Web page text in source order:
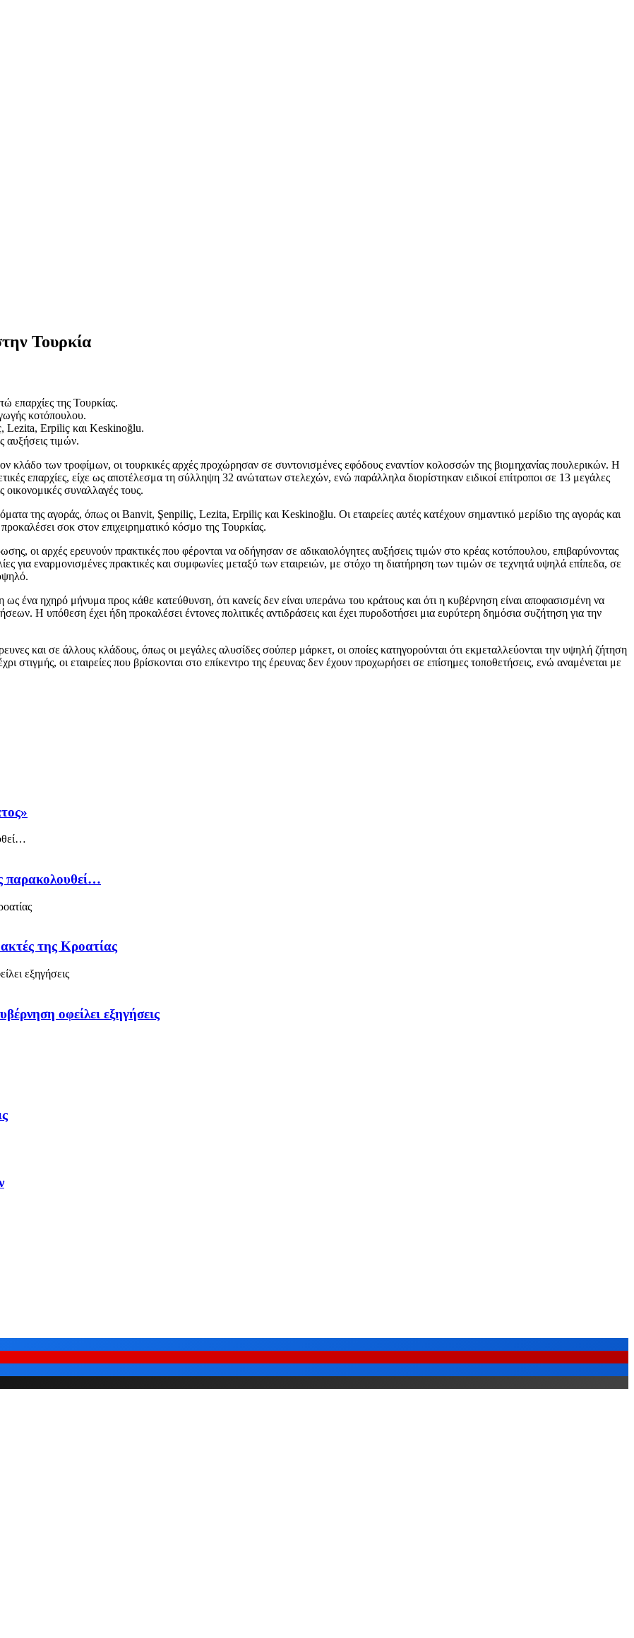
Τουρκία
επαρχίες της Τουρκίας.
κοτόπουλου.
Lezita, Erpiliç και Keskinoğlu.
αυξήσεις τιμών.
κλάδο των τροφίμων, οι τουρκικές αρχές προχώρησαν σε συντονισμένες εφόδους εναντίον κολοσσών της βιομηχανίας πουλερικών. Η
επαρχίες, είχε ως αποτέλεσμα τη σύλληψη 32 ανώτατων στελεχών, ενώ παράλληλα διορίστηκαν ειδικοί επίτροποι σε 13 μεγάλες
οικονομικές συναλλαγές τους.
της αγοράς, όπως οι Banvit, Şenpiliç, Lezita, Erpiliç και Keskinoğlu. Οι εταιρείες αυτές κατέχουν σημαντικό μερίδιο της αγοράς και
σοκ στον επιχειρηματικό κόσμο της Τουρκίας.
οι αρχές ερευνούν πρακτικές που φέρονται να οδήγησαν σε αδικαιολόγητες αυξήσεις τιμών στο κρέας κοτόπουλου, επιβαρύνοντας
για εναρμονισμένες πρακτικές και συμφωνίες μεταξύ των εταιρειών, με στόχο τη διατήρηση των τιμών σε τεχνητά υψηλά επίπεδα, σε
ένα ηχηρό μήνυμα προς κάθε κατεύθυνση, ότι κανείς δεν είναι υπεράνω του κράτους και ότι η κυβέρνηση είναι αποφασισμένη να
Η υπόθεση έχει ήδη προκαλέσει έντονες πολιτικές αντιδράσεις και έχει πυροδοτήσει μια ευρύτερη δημόσια συζήτηση για την
και σε άλλους κλάδους, όπως οι μεγάλες αλυσίδες σούπερ μάρκετ, οι οποίες κατηγορούνται ότι εκμεταλλεύονται την υψηλή ζήτηση
στιγμής, οι εταιρείες που βρίσκονται στο επίκεντρο της έρευνας δεν έχουν προχωρήσει σε επίσημες τοποθετήσεις, ενώ αναμένεται με
παρακολουθεί…
της Κροατίας
οφείλει εξηγήσεις